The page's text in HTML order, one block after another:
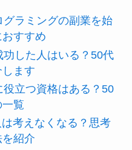
ラミングの副業を始
すすめ
した人はいる？50代
ます
役立つ資格はある？50
覧
考えなくなる？思考
紹介